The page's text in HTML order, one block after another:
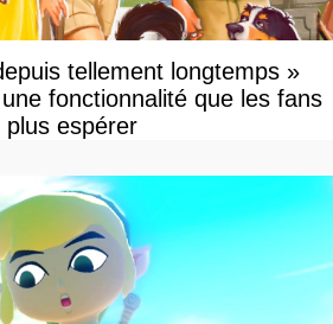
tellement longtemps »
fonctionnalité que les fans
espérer